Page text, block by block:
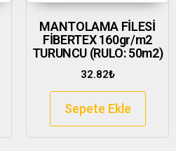
MANTOLAMA FİLESİ
FİBERTEX 160gr/m2
TURUNCU (RULO: 50m2)
32.82₺
Sepete Ekle